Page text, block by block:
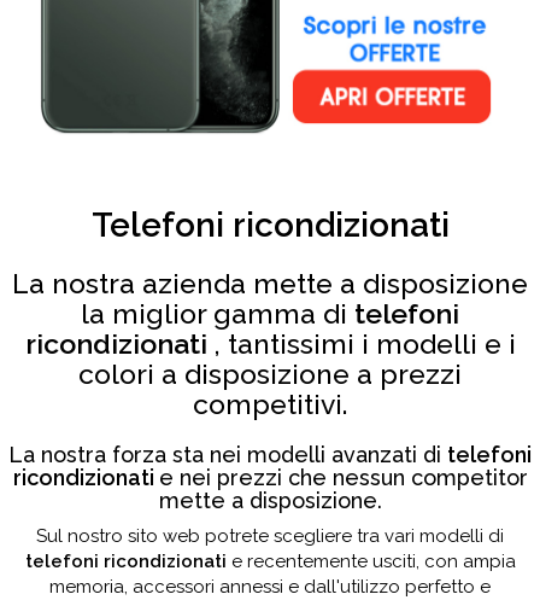
Telefoni ricondizionati
La nostra azienda mette a disposizione
la miglior gamma di telefoni
ricondizionati , tantissimi i modelli e i
colori a disposizione a prezzi
competitivi.
La nostra forza sta nei modelli avanzati di telefoni
ricondizionati e nei prezzi che nessun competitor
mette a disposizione.
Sul nostro sito web potrete scegliere tra vari modelli di
telefoni ricondizionati e recentemente usciti, con ampia
memoria, accessori annessi e dall'utilizzo perfetto e